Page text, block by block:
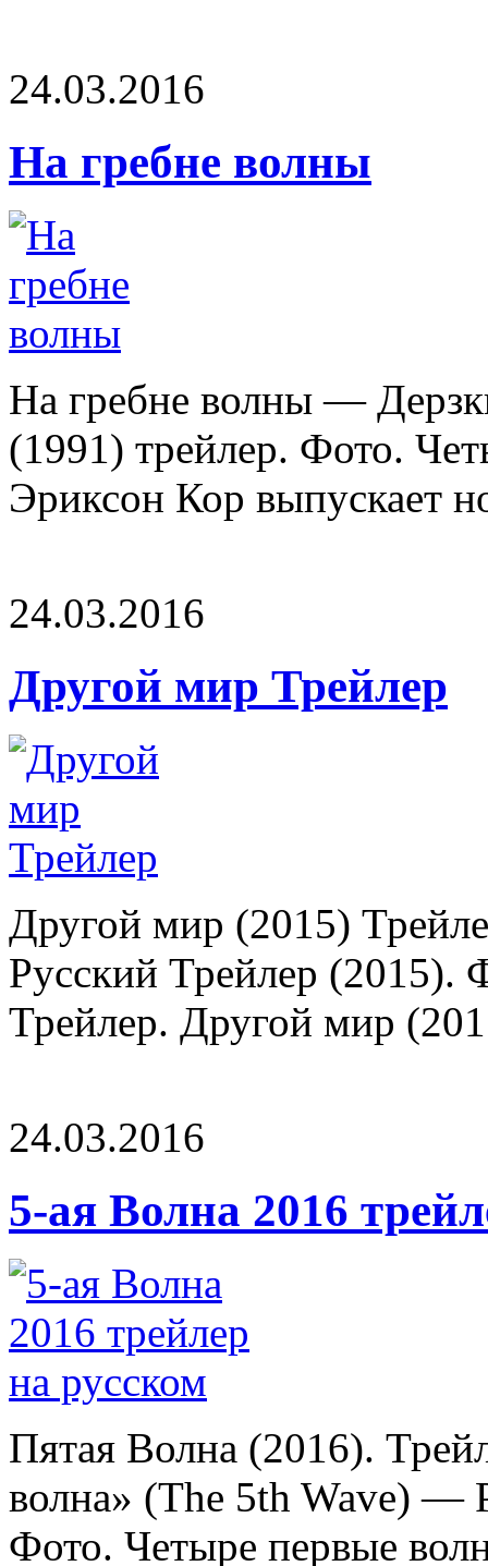
24.03.2016
На гребне волны
На гребне волны —
(1991) трейлер. Фото.
Эриксон Кор выпускает
24.03.2016
Другой мир Трейлер
Другой мир (2015)
Русский Трейлер (2015).
Трейлер. Другой мир
24.03.2016
5-ая Волна 2016
Пятая Волна (2016).
волна» (The 5th Wave) —
Фото. Четыре первые